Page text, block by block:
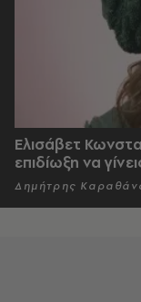
Ελισάβετ
επιδίωξη να
Δημήτρης